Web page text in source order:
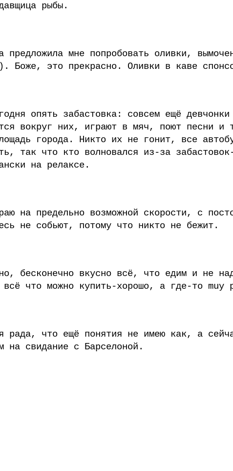
рыбы.
предложила мне попробовать оливки,
Боже, это прекрасно. Оливки в каве
опять забастовка: совсем ещё
вокруг них, играют в мяч, поют песни и
города. Никто их не гонит, все
так что кто волновался из-за
на релаксе.
на предельно возможной скорости, с
не собьют, потому что никто не бежит.
бесконечно вкусно всё, что едим и не
всё что можно купить-хорошо, а где-то
рада, что ещё понятия не имею как, а
на свидание с Барселоной.